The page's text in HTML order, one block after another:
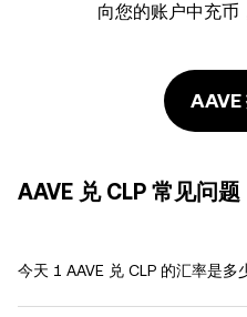
向您的账户中充币
AAVE
AAVE 兑 CLP 常见问题
今天 1 AAVE 兑 CLP 的汇率是多